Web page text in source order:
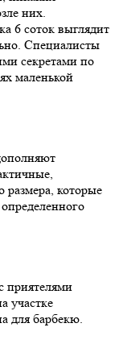
них.
6 соток выглядит
Специалисты
секретами по
маленькой
которые
приятелями
участке
для барбекю.